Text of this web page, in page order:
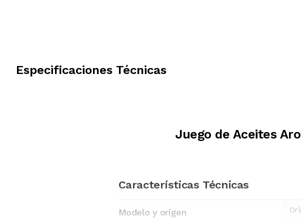
Especificaciones Técnicas
Juego de Aceites
Características Técnicas
Modelo y origen